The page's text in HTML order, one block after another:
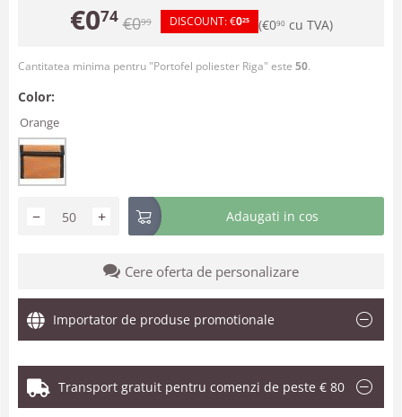
€074 €099 DISCOUNT:€025 (€090 cu TVA)
Cantitatea minima pentru "Portofel poliester Riga" este 50.
Color:
Orange
+
− Adaugati in cos
Cere oferta de personalizare
Importator de produse promotionale
Transport gratuit pentru comenzi de peste € 80